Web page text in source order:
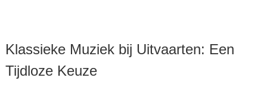
Klassieke Muziek bij Uitvaarten: Een
Tijdloze Keuze